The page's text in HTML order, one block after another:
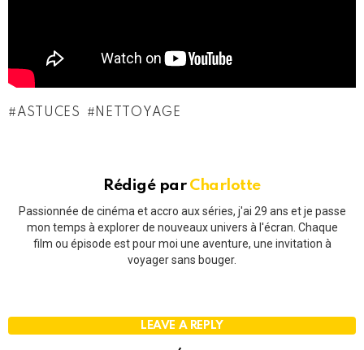
ASTUCES NETTOYAGE
Rédigé par Charlotte
Passionnée de cinéma et accro aux séries, j'ai 29 ans et je passe
mon temps à explorer de nouveaux univers à l'écran. Chaque
film ou épisode est pour moi une aventure, une invitation à
voyager sans bouger.
LEAVE A REPLY